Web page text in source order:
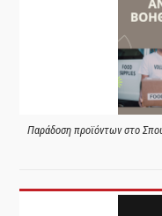
Παράδοση προϊόντων στο